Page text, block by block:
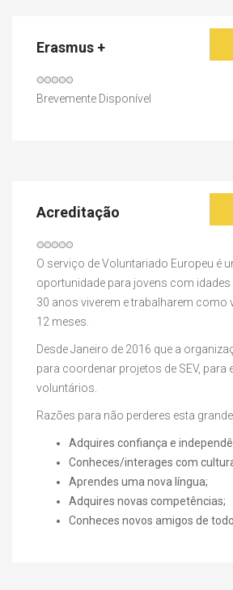
Erasmus +
Votos
do
Brevemente Disponível
Acreditação
Votos
do
utilizador:0/5
O serviço de Voluntariado Europeu é
oportunidade para jovens com idades
30 anos viverem e trabalharem como
12 meses.
Desde Janeiro de 2016 que a
para coordenar projetos de SEV, para
voluntários.
Razões para não perderes esta
Adquires confiança e
Conheces/interages com
Aprendes uma nova língua;
Adquires novas competências;
Conheces novos amigos de